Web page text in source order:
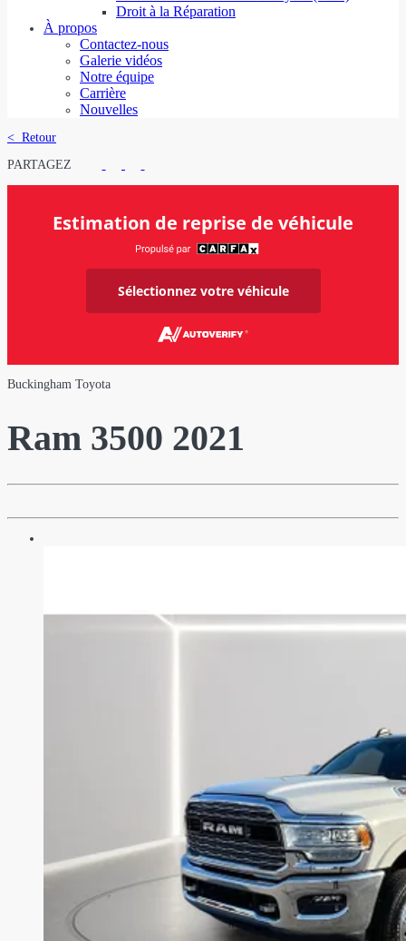
Droit à la Réparation
À propos
Contactez-nous
Galerie vidéos
Notre équipe
Carrière
Nouvelles
< Retour
PARTAGEZ
Estimation de reprise de véhicule
Sélectionnez votre véhicule
Buckingham Toyota
Ram 3500 2021